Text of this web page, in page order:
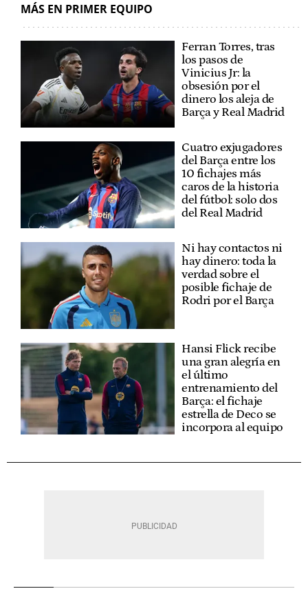
MÁS EN PRIMER EQUIPO
Ferran Torres, tras
los pasos de
Vinicius Jr: la
obsesión por el
dinero los aleja de
Barça y Real Madrid
Cuatro exjugadores
del Barça entre los
10 fichajes más
caros de la historia
del fútbol: solo dos
del Real Madrid
Ni hay contactos ni
hay dinero: toda la
verdad sobre el
posible fichaje de
Rodri por el Barça
Hansi Flick recibe
una gran alegría en
el último
entrenamiento del
Barça: el fichaje
estrella de Deco se
incorpora al equipo